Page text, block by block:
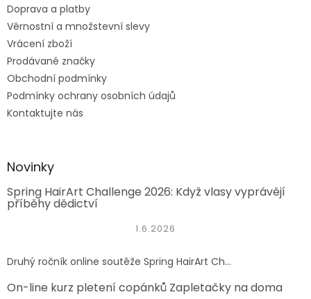
Doprava a platby
Věrnostní a množstevní slevy
Vrácení zboží
Prodávané značky
Obchodní podmínky
Podmínky ochrany osobních údajů
Kontaktujte nás
Novinky
Spring HairArt Challenge 2026: Když vlasy vyprávějí
příběhy dědictví
1.6.2026
Druhý ročník online soutěže Spring HairArt Ch...
On-line kurz pletení copánků Zapletačky na doma